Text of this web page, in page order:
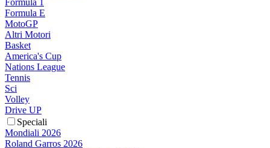
Formula 1
Formula E
MotoGP
Altri Motori
Basket
America's Cup
Nations League
Tennis
Sci
Volley
Drive UP
Speciali
Mondiali 2026
Roland Garros 2026